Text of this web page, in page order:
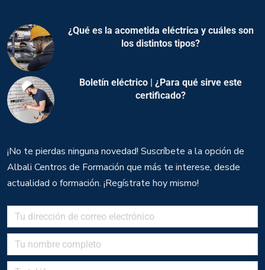
¿Qué es la acometida eléctrica y cuáles son
los distintos tipos?
Boletín eléctrico | ¿Para qué sirve este
certificado?
¡No te pierdas ninguna novedad! Suscríbete a la opción de
Albali Centros de Formación que más te interese, desde
actualidad o formación. ¡Regístrate hoy mismo!